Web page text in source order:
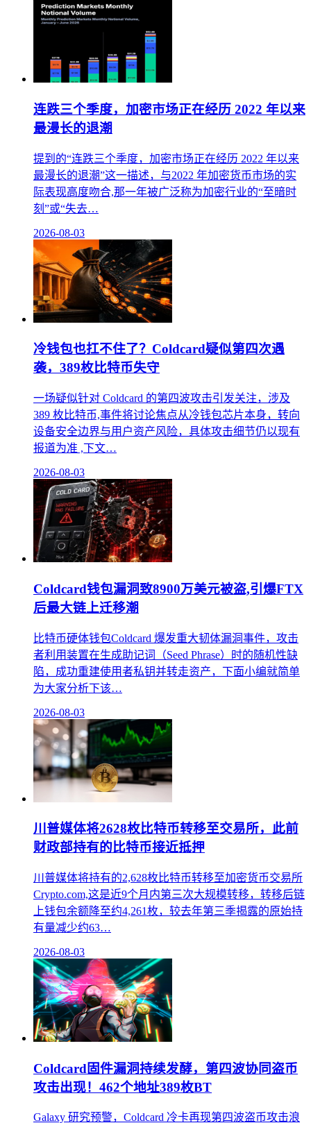
连跌三个季度，加密市场正在经历 2022 年以来
最漫长的退潮
提到的“连跌三个季度，加密市场正在经历 2022 年以来
最漫长的退潮”这一描述，与2022 年加密货币市场的实
际表现高度吻合,那一年被广泛称为加密行业的“至暗时
刻”或“失去…
2026-08-03
冷钱包也扛不住了？Coldcard疑似第四次遇
袭，389枚比特币失守
一场疑似针对 Coldcard 的第四波攻击引发关注，涉及
389 枚比特币,事件将讨论焦点从冷钱包芯片本身，转向
设备安全边界与用户资产风险，具体攻击细节仍以现有
报道为准 ,下文…
2026-08-03
Coldcard钱包漏洞致8900万美元被盗,引爆FTX
后最大链上迁移潮
比特币硬体钱包Coldcard 爆发重大韧体漏洞事件，攻击
者利用装置在生成助记词（Seed Phrase）时的随机性缺
陷，成功重建使用者私钥并转走资产，下面小编就简单
为大家分析下该…
2026-08-03
川普媒体将2628枚比特币转移至交易所，此前
财政部持有的比特币接近抵押
川普媒体将持有的2,628枚比特币转移至加密货币交易所
Crypto.com,这是近9个月内第三次大规模转移，转移后链
上钱包余额降至约4,261枚，较去年第三季揭露的原始持
有量减少约63…
2026-08-03
Coldcard固件漏洞持续发酵，第四波协同盗币
攻击出现！462个地址389枚BT
Galaxy 研究预警，Coldcard 冷卡再现第四波盗币攻击浪